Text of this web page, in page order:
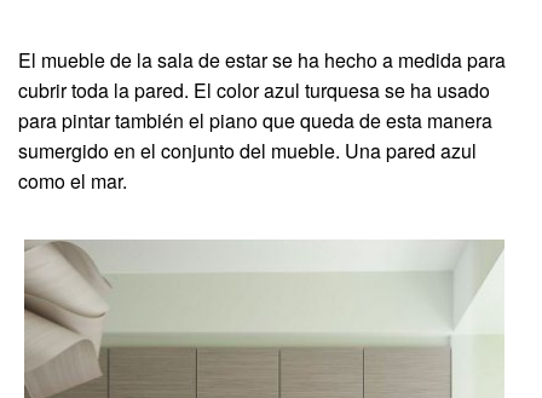
El mueble de la sala de estar se ha hecho a medida para
cubrir toda la pared. El color azul turquesa se ha usado
para pintar también el piano que queda de esta manera
sumergido en el conjunto del mueble. Una pared azul
como el mar.